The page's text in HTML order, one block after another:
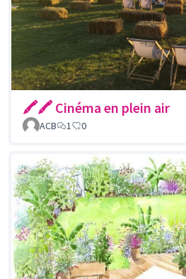
🖍🖍 Cinéma en plein air
ACB
1 0